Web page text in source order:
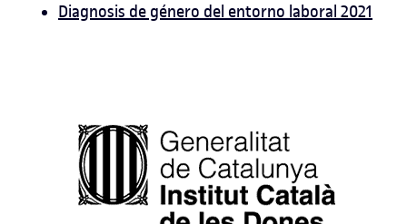
Diagnosis de género del entorno laboral 2021